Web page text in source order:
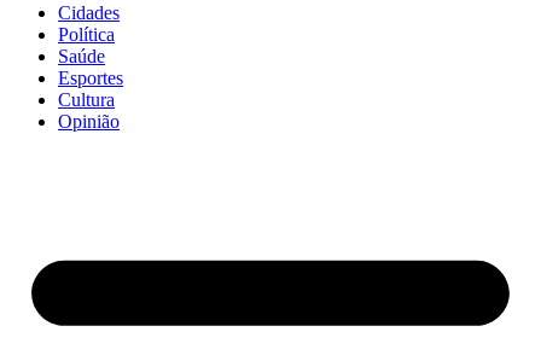
Cidades
Política
Saúde
Esportes
Cultura
Opinião